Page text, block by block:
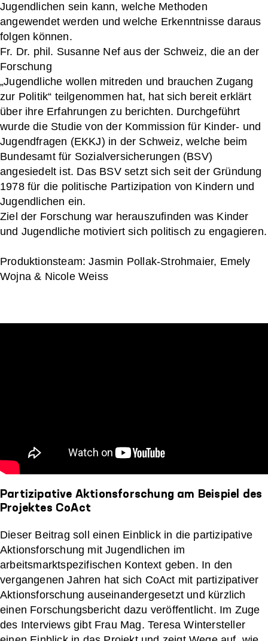
Jugendlichen sein kann, welche Methoden
angewendet werden und welche Erkenntnisse daraus
folgen können.
Fr. Dr. phil. Susanne Nef aus der Schweiz, die an der
Forschung
„Jugendliche wollen mitreden und brauchen Zugang
zur Politik“ teilgenommen hat, hat sich bereit erklärt
über ihre Erfahrungen zu berichten. Durchgeführt
wurde die Studie von der Kommission für Kinder- und
Jugendfragen (EKKJ) in der Schweiz, welche beim
Bundesamt für Sozialversicherungen (BSV)
angesiedelt ist. Das BSV setzt sich seit der Gründung
1978 für die politische Partizipation von Kindern und
Jugendlichen ein.
Ziel der Forschung war herauszufinden was Kinder
und Jugendliche motiviert sich politisch zu engagieren.
Produktionsteam: Jasmin Pollak-Strohmaier, Emely
Wojna & Nicole Weiss
Partizipative Aktionsforschung am Beispiel des
Projektes CoAct
Dieser Beitrag soll einen Einblick in die partizipative
Aktionsforschung mit Jugendlichen im
arbeitsmarktspezifischen Kontext geben. In den
vergangenen Jahren hat sich CoAct mit partizipativer
Aktionsforschung auseinandergesetzt und kürzlich
einen Forschungsbericht dazu veröffentlicht. Im Zuge
des Interviews gibt Frau Mag. Teresa Wintersteller